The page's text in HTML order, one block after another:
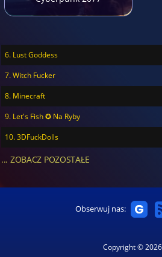
6. Lust Goddess
7. Witch Fucker
8. Minecraft
9. Let's Fish ✪ Na Ryby
10. 3DFuckDolls
... ZOBACZ POZOSTAŁE
Obserwuj nas:
Copyright © 2026